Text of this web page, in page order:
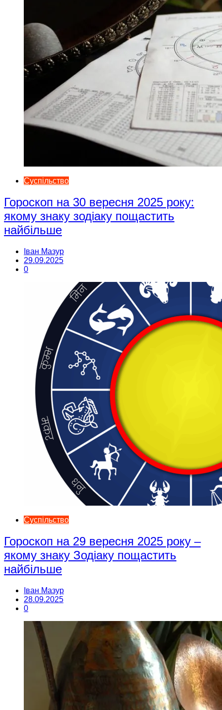
Суспільство
Гороскоп на 30 вересня 2025 року:
якому знаку зодіаку пощастить
найбільше
Іван Мазур
29.09.2025
0
Суспільство
Гороскоп на 29 вересня 2025 року –
якому знаку Зодіаку пощастить
найбільше
Іван Мазур
28.09.2025
0